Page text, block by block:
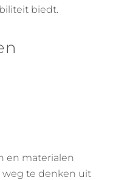
biedt.
en materialen
te denken uit